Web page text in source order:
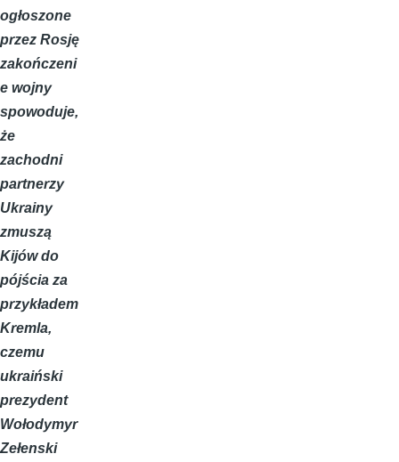
ogłoszone
przez Rosję
zakończeni
e wojny
spowoduje,
że
zachodni
partnerzy
Ukrainy
zmuszą
Kijów do
pójścia za
przykładem
Kremla,
czemu
ukraiński
prezydent
Wołodymyr
Zełenski